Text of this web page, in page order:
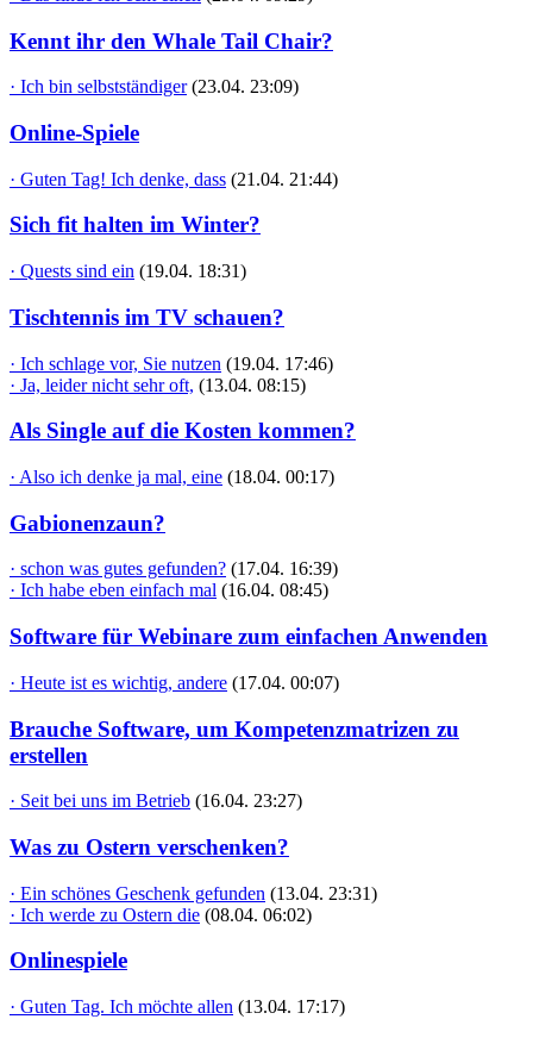
Kennt ihr den Whale Tail Chair?
· Ich bin selbstständiger (23.04. 23:09)
Online-Spiele
· Guten Tag! Ich denke, dass (21.04. 21:44)
Sich fit halten im Winter?
· Quests sind ein (19.04. 18:31)
Tischtennis im TV schauen?
· Ich schlage vor, Sie nutzen (19.04. 17:46)
· Ja, leider nicht sehr oft, (13.04. 08:15)
Als Single auf die Kosten kommen?
· Also ich denke ja mal, eine (18.04. 00:17)
Gabionenzaun?
· schon was gutes gefunden? (17.04. 16:39)
· Ich habe eben einfach mal (16.04. 08:45)
Software für Webinare zum einfachen Anwenden
· Heute ist es wichtig, andere (17.04. 00:07)
Brauche Software, um Kompetenzmatrizen zu
erstellen
· Seit bei uns im Betrieb (16.04. 23:27)
Was zu Ostern verschenken?
· Ein schönes Geschenk gefunden (13.04. 23:31)
· Ich werde zu Ostern die (08.04. 06:02)
Onlinespiele
· Guten Tag. Ich möchte allen (13.04. 17:17)